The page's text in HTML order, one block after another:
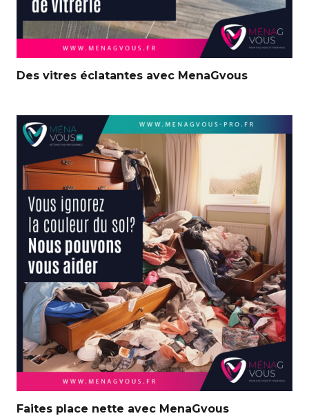
Des vitres éclatantes avec MenaGvous
Faites place nette avec MenaGvous